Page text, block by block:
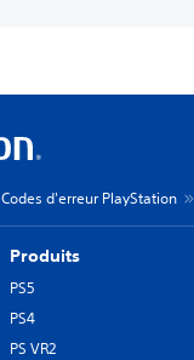
Codes d'erreur PlayStation
Produits
PS5
PS4
PS VR2